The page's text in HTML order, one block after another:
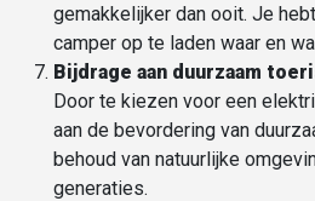
gemakkelijker dan ooit. Je
camper op te laden waar en
Bijdrage aan duurzaam
Door te kiezen voor een
aan de bevordering van
behoud van natuurlijke
generaties.